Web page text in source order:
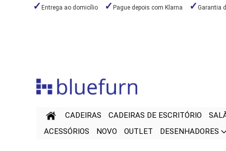
Entrega ao domicílio Pague depois com Klarna Garantia
Conteúdo
CADEIRAS CADEIRAS DE ESCRITÓRIO
ACESSÓRIOS
NOVO OUTLET DESENHADORES